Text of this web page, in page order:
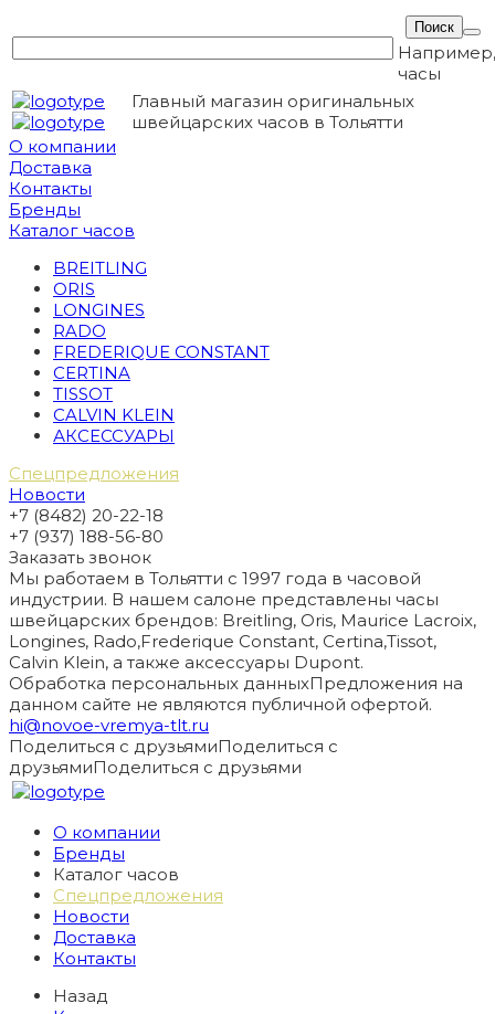
Например,
часы
Главный магазин оригинальных
швейцарских часов в Тольятти
О компании
Доставка
Контакты
Бренды
Каталог часов
BREITLING
ORIS
LONGINES
RADO
FREDERIQUE CONSTANT
CERTINA
TISSOT
CALVIN KLEIN
АКСЕССУАРЫ
Спецпредложения
Новости
+7 (8482) 20-22-18
+7 (937) 188-56-80
Заказать звонок
Мы работаем в Тольятти с 1997 года в часовой
индустрии. В нашем салоне представлены часы
швейцарских брендов: Breitling, Oris, Maurice Lacroix,
Longines, Rado,Frederique Constant, Certina,Tissot,
Calvin Klein, а также аксессуары Dupont.
Обработка персональных данныхПредложения на
данном сайте не являются публичной офертой.
hi@novoe-vremya-tlt.ru
Поделиться с друзьямиПоделиться с
друзьямиПоделиться с друзьями
О компании
Бренды
Каталог часов
Спецпредложения
Новости
Доставка
Контакты
Назад